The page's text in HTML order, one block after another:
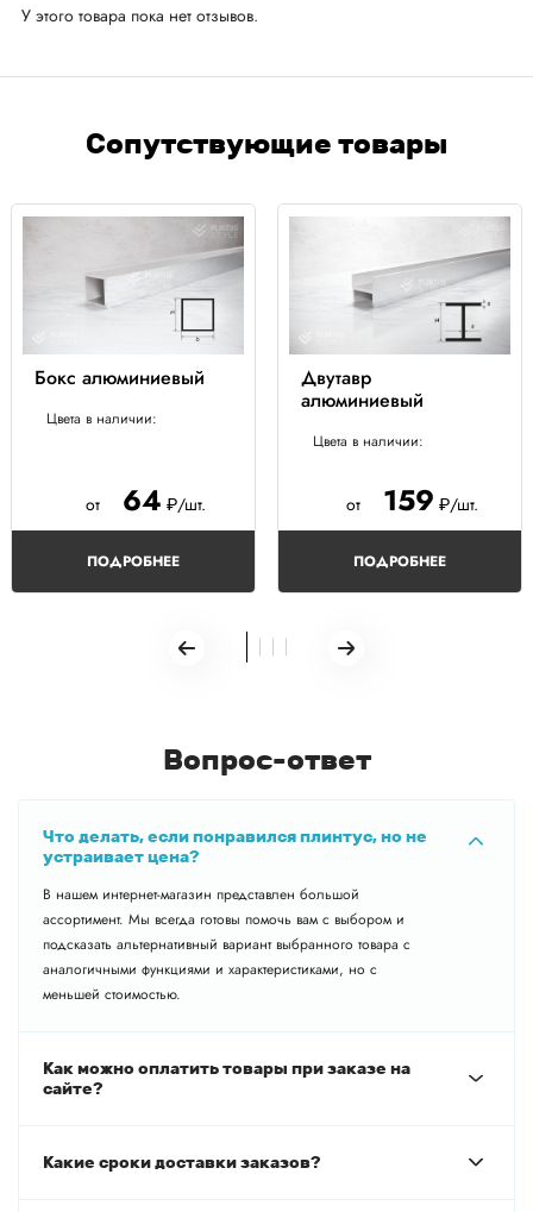
У этого товара пока нет отзывов.
Сопутствующие товары
Бокс алюминиевый
Цвета в наличии:
от 64 ₽/шт.
ПОДРОБНЕЕ
Двутавр
алюминиевый
Цвета в наличии:
от 159 ₽/шт.
ПОДРОБНЕЕ
Вопрос-ответ
Что делать, если понравился плинтус, но не
устраивает цена?
В нашем интернет-магазин представлен большой
ассортимент. Мы всегда готовы помочь вам с выбором и
подсказать альтернативный вариант выбранного товара с
аналогичными функциями и характеристиками, но с
меньшей стоимостью.
Как можно оплатить товары при заказе на
сайте?
Какие сроки доставки заказов?